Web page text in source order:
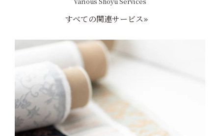
すべての関連サービス»